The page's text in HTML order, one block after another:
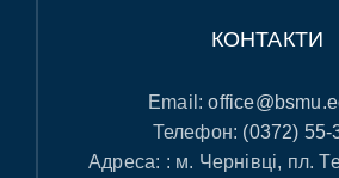
КОНТАКТИ
Email:
Телефон: (0372) 55-
Адреса: : м. Чернівці, пл.